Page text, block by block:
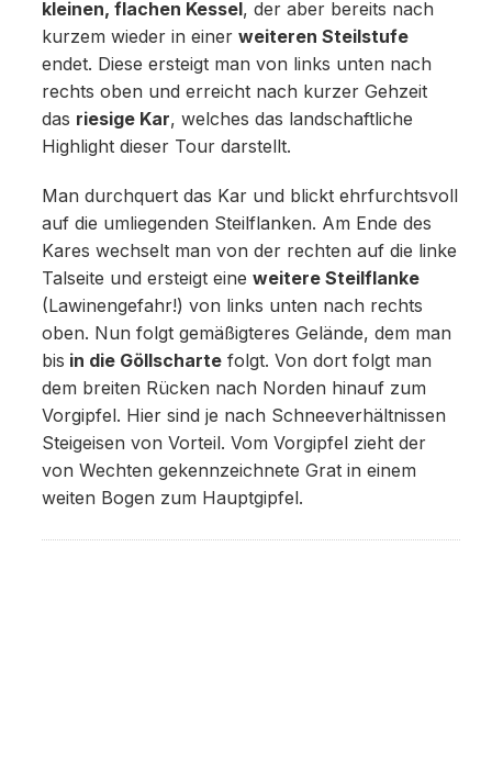
kleinen, flachen Kessel, der aber bereits nach
kurzem wieder in einer weiteren Steilstufe
endet. Diese ersteigt man von links unten nach
rechts oben und erreicht nach kurzer Gehzeit
das riesige Kar, welches das landschaftliche
Highlight dieser Tour darstellt.
Man durchquert das Kar und blickt ehrfurchtsvoll
auf die umliegenden Steilflanken. Am Ende des
Kares wechselt man von der rechten auf die linke
Talseite und ersteigt eine weitere Steilflanke
(Lawinengefahr!) von links unten nach rechts
oben. Nun folgt gemäßigteres Gelände, dem man
bis in die Göllschartefolgt. Von dort folgt man
dem breiten Rücken nach Norden hinauf zum
Vorgipfel. Hier sind je nach Schneeverhältnissen
Steigeisen von Vorteil. Vom Vorgipfel zieht der
von Wechten gekennzeichnete Grat in einem
weiten Bogen zum Hauptgipfel.